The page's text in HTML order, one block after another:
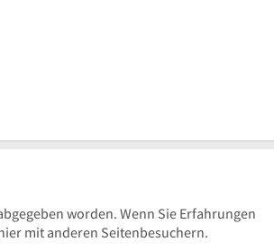
worden. Wenn Sie Erfahrungen
mit anderen Seitenbesuchern.